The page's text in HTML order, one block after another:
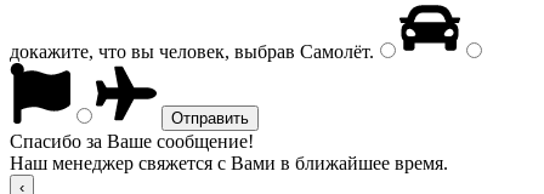
докажите, что вы человек, выбрав Самолёт.
Спасибо за Ваше сообщение!
Наш менеджер свяжется с Вами в ближайшее время.